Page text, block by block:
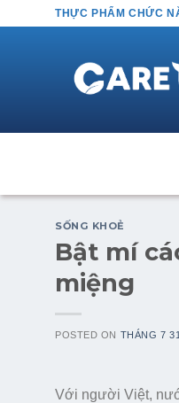
THỰC PHẨM CHỨC
SỐNG KHOẺ
Bật mí
miệng
POSTED ON THÁNG 7
Với người Việt,